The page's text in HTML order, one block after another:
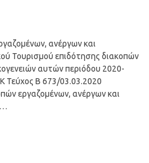
ανέργων και
Τουρισμού επιδότησης διακοπών
αυτών περιόδου 2020-
Τεύχος B 673/03.03.2020
εργαζομένων, ανέργων και
…